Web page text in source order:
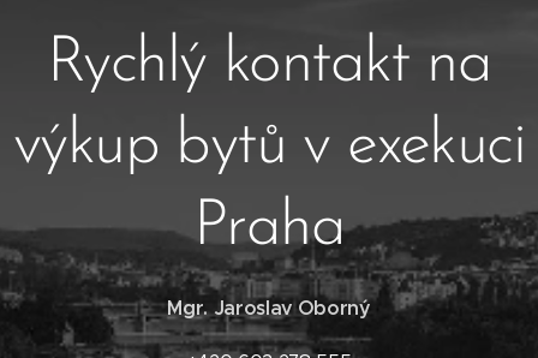
Rychlý kontakt na
výkup bytů v exekuci
Praha
Mgr. Jaroslav Oborný